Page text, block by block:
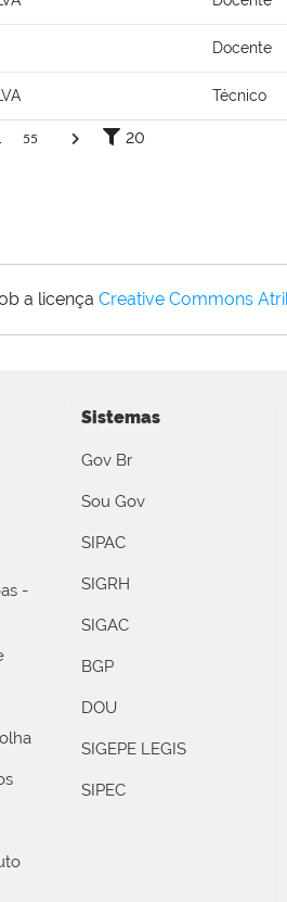
Docente
Técnico
55 20
a licença Creative Commons
-
Sistemas
Gov Br
Sou Gov
SIPAC
SIGRH
SIGAC
BGP
DOU
SIGEPE LEGIS
SIPEC